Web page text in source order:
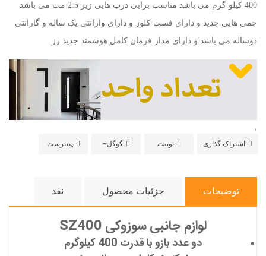
400 کیلو گرم می باشد مناسب برایی درب هایی زیر 2.5 مت می باشد
چمی هایی جدید و دارای فست کلوز و دارای وارانتی یک ساله و گارانتی
دوساله می باشد و دارای مدار فرمان کامل هوشمند جدید رز
اشتراک گذاری توییت گوگل+ پینترست
توضیحات جزئیات محصول نقد
لوازم جانبی سوزوکی SZ400
دو عدد بازو با قدرت 400 کیلوگرم